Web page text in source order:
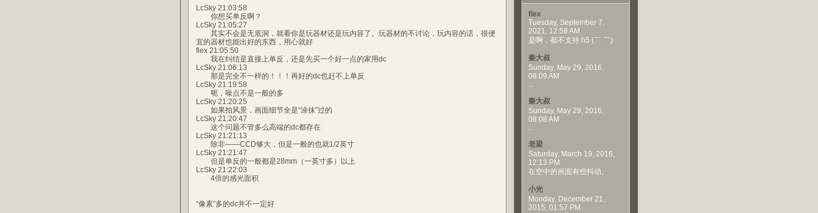
LcSky 21:03:58
你想买单反啊？
LcSky 21:05:27
其实不会是无底洞，就看你是玩器材还是玩内容了。玩器材的不讨论，玩内容的话，很便
宜的器材也能出好的东西，用心就好
flex 21:05:50
我在纠结是直接上单反，还是先买一个好一点的家用dc
LcSky 21:06:13
那是完全不一样的！！！再好的dc也赶不上单反
LcSky 21:19:58
呃，噪点不是一般的多
LcSky 21:20:25
如果拍风景，画面细节全是“涂抹”过的
LcSky 21:20:47
这个问题不管多么高端的dc都存在
LcSky 21:21:13
除非——CCD够大，但是一般的也就1/2英寸
LcSky 21:21:47
但是单反的一般都是28mm（一英寸多）以上
LcSky 21:22:03
4倍的感光面积
“像素”多的dc并不一定好
flex
Tuesday, September 7,
2021, 12:58 AM
是啊，都不支持 h5 (￣.￣)
秦大叔
Sunday, May 29, 2016,
08:09 AM
...
秦大叔
Sunday, May 29, 2016,
08:08 AM
...
老梁
Saturday, March 19, 2016,
12:13 PM
在空中的画面有些抖动。
小光
Monday, December 21,
2015, 01:57 PM